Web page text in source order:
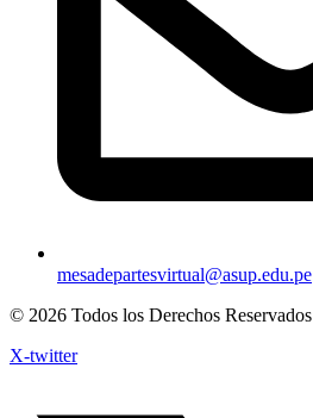
mesadepartesvirtual@asup.edu.pe
© 2026 Todos los Derechos Reservados
X-twitter